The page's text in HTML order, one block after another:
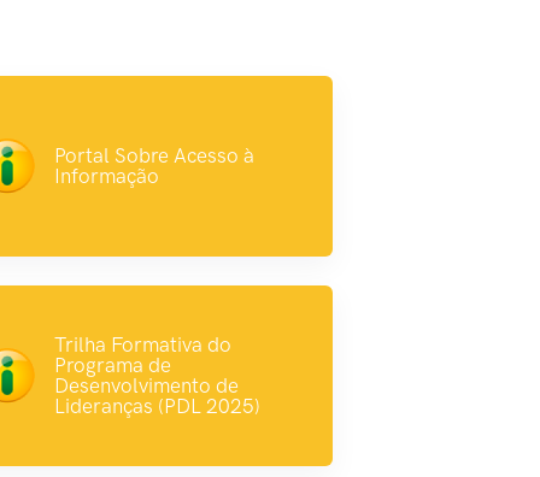
Portal Sobre Acesso à
Informação
Trilha Formativa do
Programa de
Desenvolvimento de
Lideranças (PDL 2025)